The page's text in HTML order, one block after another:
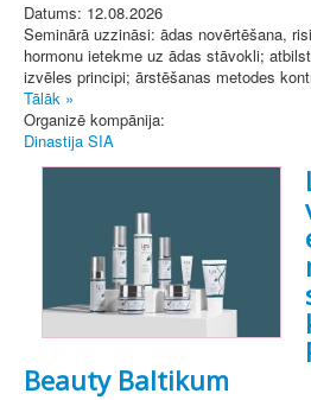
Datums: 12.08.2026
Seminārā uzzināsi: ādas novērtēšana,
hormonu ietekme uz ādas stāvokli;
izvēles principi; ārstēšanas metodes
Tālāk »
Organizē kompānija:
Dinastija SIA
Beauty Baltikum